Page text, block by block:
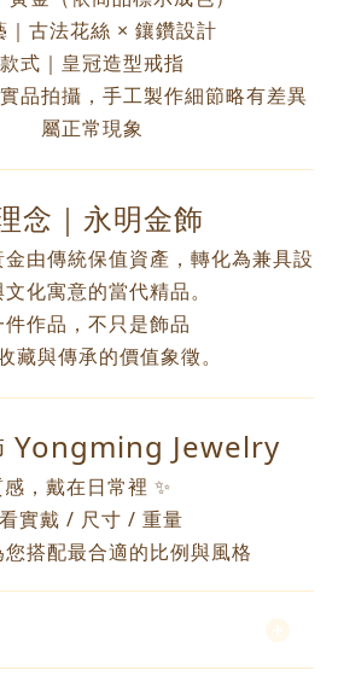
｜古法花絲 × 鑲鑽設計
款式｜皇冠造型戒指
品拍攝，手工製作細節略有差異
屬正常現象
念｜永明金飾
由傳統保值資產，轉化為兼具設
化寓意的當代精品。
作品，不只是飾品
藏與傳承的價值象徵。
Yongming Jewelry
，戴在日常裡 ✨
實戴 / 尺寸 / 重量
搭配最合適的比例與風格